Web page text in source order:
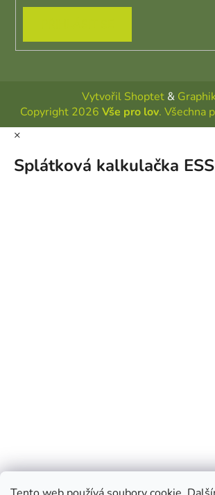
Vytvořil Shoptet &
Copyright 2026 Vše pro lov. Všechna
×
Splátková kalkulačka